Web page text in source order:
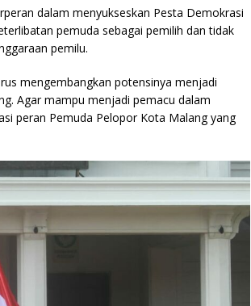
dalam menyukseskan Pesta Demokrasi
pemuda sebagai pemilih dan tidak
pemilu.
mengembangkan potensinya menjadi
Agar mampu menjadi pemacu dalam
peran Pemuda Pelopor Kota Malang yang